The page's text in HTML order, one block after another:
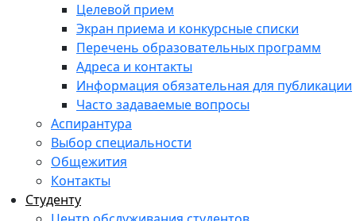
Целевой прием
Экран приема и конкурсные списки
Перечень образовательных программ
Адреса и контакты
Информация обязательная для публикации
Часто задаваемые вопросы
Аспирантура
Выбор специальности
Общежития
Контакты
Студенту